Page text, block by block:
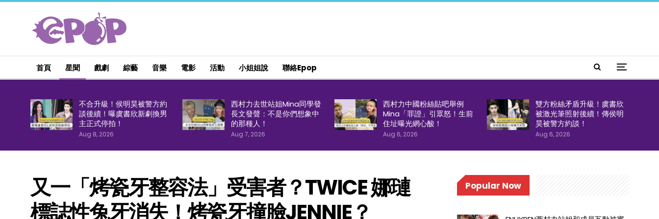
首頁 星聞 戲劇 綜藝 音樂 電影 活動 小姐姐說 聯絡epop
不合升級！侯明昊被警方約
談後續！曝虞書欣新劇換男
主正式停拍！
Aug 8, 2026
西村力去世站姐Mina同學發
長文發聲：不是你們想象中
的那種人！
Aug 7, 2026
西村力中國粉絲貼吧舉例
Mina「罪證」引眾怒！生前
住址曝光網心酸！
Aug 6, 2026
雙方粉絲矛盾升級！虞書欣
被激光筆照射後續！傳侯明
昊被警方約談！
Aug 6, 2026
又一「烤瓷牙整容法」受害者？TWICE 娜璉
標誌性兔牙消失！烤瓷牙撞臉JENNIE？
Popular Now